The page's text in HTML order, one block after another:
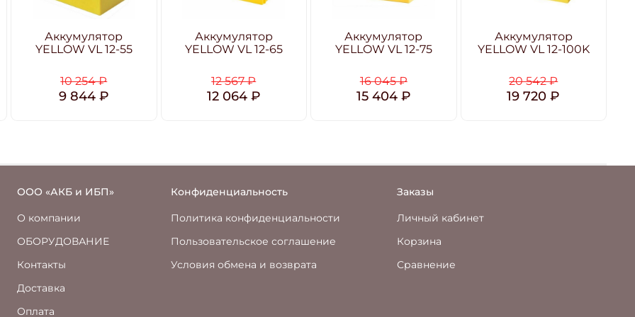
Аккумулятор
YELLOW VL 12-55
10 254 ₽
9 844 ₽
Аккумулятор
YELLOW VL 12-65
12 567 ₽
12 064 ₽
Аккумулятор
YELLOW VL 12-75
16 045 ₽
15 404 ₽
Аккумулятор
YELLOW VL 12-100K
20 542 ₽
19 720 ₽
ООО «АКБ и ИБП»
О компании
ОБОРУДОВАНИЕ
Контакты
Доставка
Оплата
Конфиденциальность
Политика конфиденциальности
Пользовательское соглашение
Условия обмена и возврата
Заказы
Личный кабинет
Корзина
Сравнение